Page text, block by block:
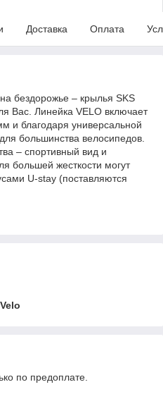
Доставка Оплата
бездорожье – крылья SKS
Вас. Линейка VELO включает
и благодаря универсальной
большинства велосипедов.
– спортивный вид и
большей жесткости могут
U-stay (поставляются
Velo
по предоплате.